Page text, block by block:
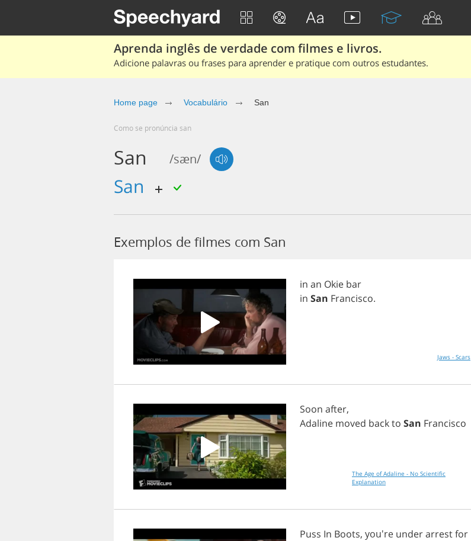
Aprenda inglês de verdade com filmes e livros.
Adicione palavras ou frases para aprender e pratique com outros estudantes.
Home page Vocabulário San
Como se pronúncia san
San /sæn/
san
Exemplos de filmes com San
in an Okie bar
in San Francisco.
Jaws - Scars
Soon after,
Adaline moved backto San Francisco
The Age of Adaline - No Scientific
Explanation
Puss In Boots, you're underarrestfor